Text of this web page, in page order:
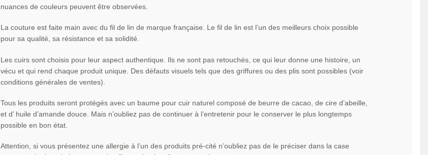
nuances de couleurs peuvent être observées.
La couture est faite main avec du fil de lin de marque française. Le fil de lin est l’un des meilleurs choix possible
pour sa qualité, sa résistance et sa solidité.
Les cuirs sont choisis pour leur aspect authentique. Ils ne sont pas retouchés, ce qui leur donne une histoire, un
vécu et qui rend chaque produit unique. Des défauts visuels tels que des griffures ou des plis sont possibles (voir
conditions générales de ventes).
Tous les produits seront protégés avec un baume pour cuir naturel composé de beurre de cacao, de cire d’abeille,
et d’ huile d’amande douce. Mais n’oubliez pas de continuer à l’entretenir pour le conserver le plus longtemps
possible en bon état.
Attention, si vous présentez une allergie à l’un des produits pré-cité n’oubliez pas de le préciser dans la case